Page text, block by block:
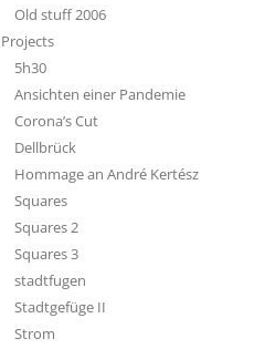
Old stuff 2006
Projects
5h30
Ansichten einer Pandemie
Corona’s Cut
Dellbrück
Hommage an André Kertész
Squares
Squares 2
Squares 3
stadtfugen
Stadtgefüge II
Strom